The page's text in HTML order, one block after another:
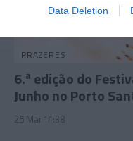
Data Deletion
PRAZERES
6.ª edição do
Junho no Porto
25 Mai 11:38